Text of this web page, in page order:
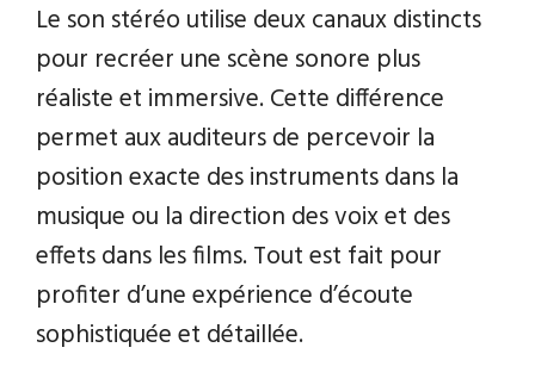
Le son stéréo utilise deux canaux distincts
pour recréer une scène sonore plus
réaliste et immersive. Cette différence
permet aux auditeurs de percevoir la
position exacte des instruments dans la
musique ou la direction des voix et des
effets dans les films. Tout est fait pour
profiter d’une expérience d’écoute
sophistiquée et détaillée.